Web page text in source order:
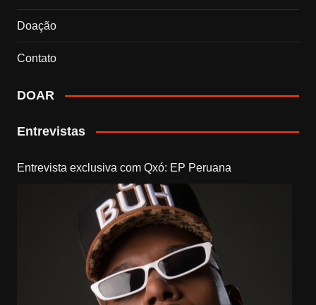
Doação
Contato
DOAR
Entrevistas
Entrevista exclusiva com Qxó: EP Peruana